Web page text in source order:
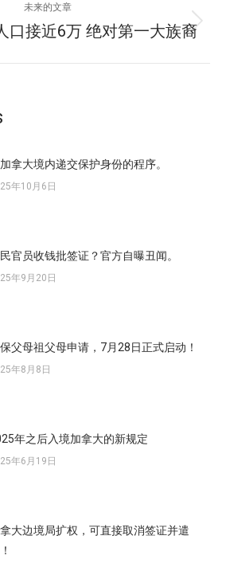
文
章：
未来的文章
未
口接近6万 绝对第一大族裔
拿大境内递交保护身份的程序。
年10月6日
官员收钱批签证？官方自曝丑闻。
年9月20日
父母祖父母申请，7月28日正式启动！
年8月8日
年之后入境加拿大的新规定
年6月19日
大边境局扩权，可直接取消签证并遣